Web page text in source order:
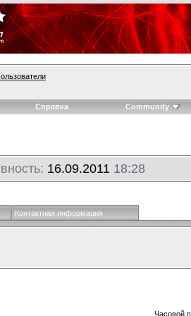
Справка Community
16.09.2011 18:28
Контактная информация
Часовой